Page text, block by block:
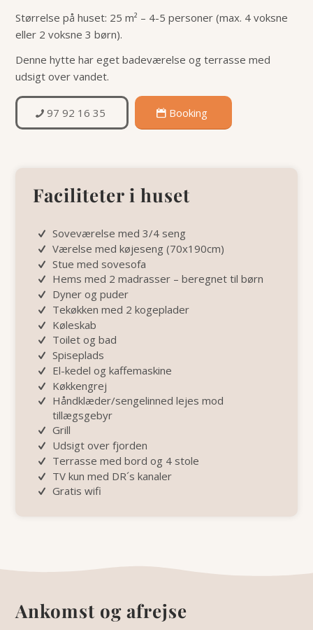
Størrelse på huset: 25 m² – 4-5 personer (max. 4 voksne
eller 2 voksne 3 børn).
Denne hytte har eget badeværelse og terrasse med
udsigt over vandet.
97 92 16 35 Booking
Faciliteter i huset
Soveværelse med 3/4 seng
Værelse med køjeseng (70x190cm)
Stue med sovesofa
Hems med 2 madrasser – beregnet til børn
Dyner og puder
Tekøkken med 2 kogeplader
Køleskab
Toilet og bad
Spiseplads
El-kedel og kaffemaskine
Køkkengrej
Håndklæder/sengelinned lejes mod
tillægsgebyr
Grill
Udsigt over fjorden
Terrasse med bord og 4 stole
TV kun med DR´s kanaler
Gratis wifi
Ankomst og afrejse